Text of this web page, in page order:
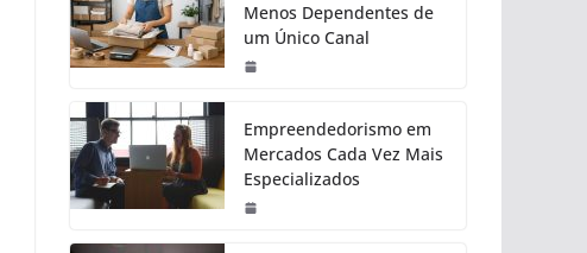
Menos Dependentes de
um Único Canal
Empreendedorismo em
Mercados Cada Vez Mais
Especializados